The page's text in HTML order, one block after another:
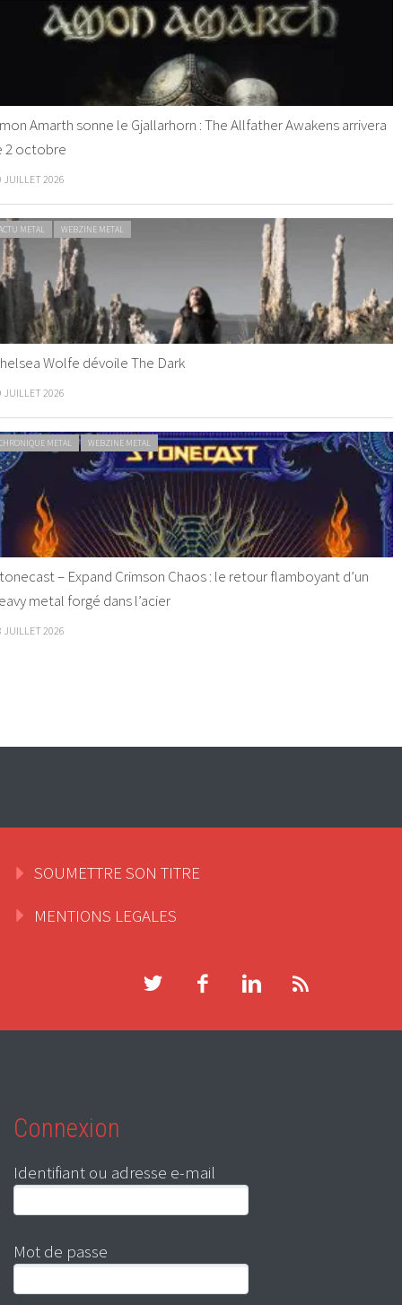
Amarth sonne le Gjallarhorn : The Allfather Awakens arrivera
2 octobre
JUILLET 2026
METAL WEBZINE METAL
Wolfe dévoile The Dark
JUILLET 2026
METAL WEBZINE METAL
– Expand Crimson Chaos : le retour flamboyant d’un
metal forgé dans l’acier
JUILLET 2026
SOUMETTRE SON TITRE
MENTIONS LEGALES
Connexion
Identifiant ou adresse e-mail
Mot de passe